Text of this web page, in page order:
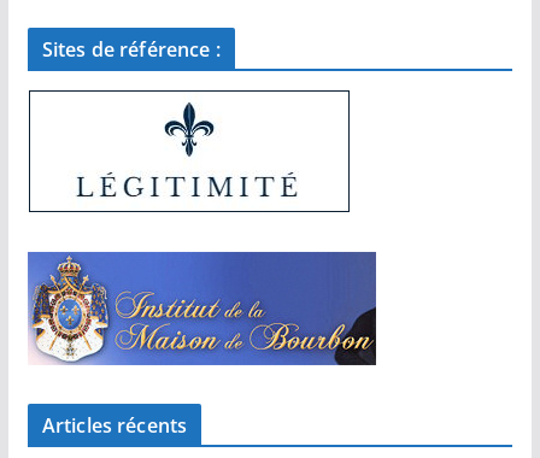
Sites de référence :
Articles récents